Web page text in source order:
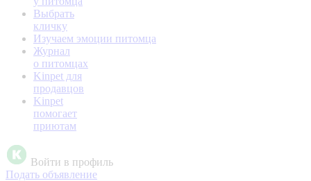
Выбрать
кличку
Изучаем эмоции питомца
Журнал
о питомцах
Kinpet для
продавцов
Kinpet
помогает
приютам
Войти в профиль
Подать объявление